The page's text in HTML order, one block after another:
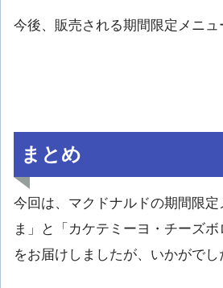
今後、販売される期間限定メニュ
まとめ
今回は、マクドナルドの期間限定
ま」と「カケテミーヨ・チーズ
をお届けしましたが、いかがでし